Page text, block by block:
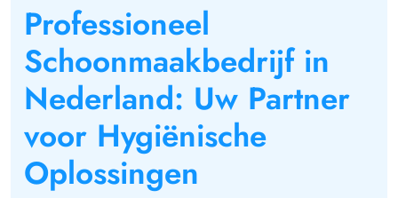
Professioneel
Schoonmaakbedrijf in
Nederland: Uw Partner
voor Hygiënische
Oplossingen